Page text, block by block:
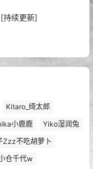
持续更新]
Kitaro_绮太郎
小鹿鹿
Yiko湿润兔
Zzz不吃胡萝卜
仓千代w